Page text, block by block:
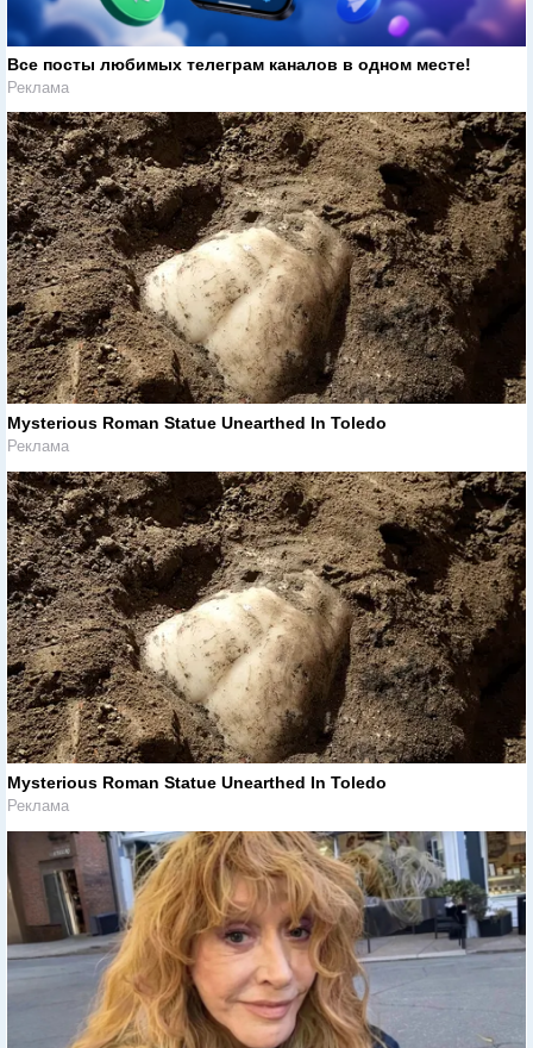
Все посты любимых телеграм каналов в одном месте!
Реклама
Mysterious Roman Statue Unearthed In Toledo
Реклама
Mysterious Roman Statue Unearthed In Toledo
Реклама